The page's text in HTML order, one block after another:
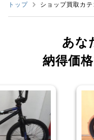
トップ ショップ買取カ
あな
納得価